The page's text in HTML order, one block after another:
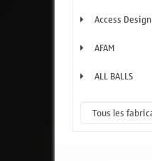
Access Design
AFAM
ALL BALLS